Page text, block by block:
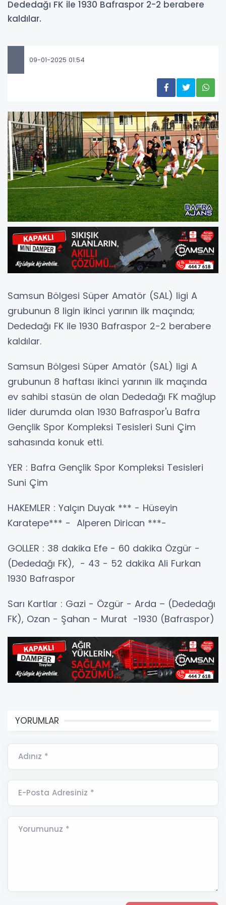
Dededağı FK ile 1930 Bafraspor 2-2 berabere
kaldılar.
09-01-2025 01:54
Samsun Bölgesi Süper Amatör (SAL) ligi A
grubunun 8 ligin ikinci yarının ilk maçında;
Dededağı FK ile 1930 Bafraspor 2-2 berabere
kaldılar.
Samsun Bölgesi Süper Amatör (SAL) ligi A
grubunun 8 haftası ikinci yarının ilk maçında
ev sahibi stasün de olan Dededağı FK mağlup
lider durumda olan 1930 Bafraspor'u Bafra
Gençlik Spor Kompleksi Tesisleri Suni Çim
sahasında konuk etti.
YER : Bafra Gençlik Spor Kompleksi Tesisleri
Suni Çim
HAKEMLER : Yalçın Duyak *** - Hüseyin
Karatepe*** - Alperen Dirican ***-
GOLLER : 38 dakika Efe - 60 dakika Özgür -
(Dededağı FK), - 43 - 52 dakika Ali Furkan
1930 Bafraspor
Sarı Kartlar : Gazi - Özgür - Arda – (Dededağı
FK), Ozan - Şahan - Murat -1930 (Bafraspor)
YORUMLAR
Adınız *
E-Posta Adresiniz *
Yorumunuz *